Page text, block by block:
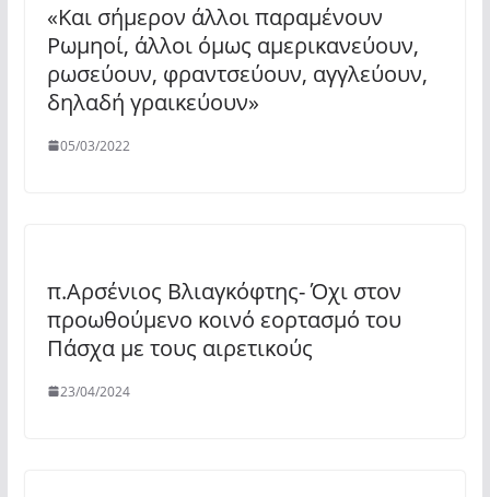
«Και σήμερον άλλοι παραμένουν
Ρωμηοί, άλλοι όμως αμερικανεύουν,
ρωσεύουν, φραντσεύουν, αγγλεύουν,
δηλαδή γραικεύουν»
05/03/2022
π.Αρσένιος Βλιαγκόφτης- Όχι στον
προωθούμενο κοινό εορτασμό του
Πάσχα με τους αιρετικούς
23/04/2024